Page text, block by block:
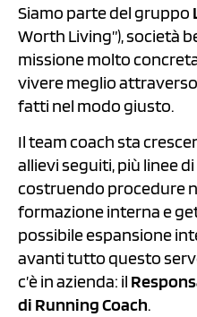
Siamo parte del gruppo
Worth Living”), società
missione molto
vivere meglio
fatti nel modo giusto.
Il team coach sta
allievi seguiti, più linee
costruendo procedure
formazione interna e
possibile espansione
avanti tutto questo
c’è in azienda: il
di Running Coach.